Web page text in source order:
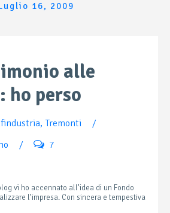
16, 2009
alle
ho perso
, Tremonti
/
/ 7
vi ho accennato all’idea di un Fondo
l’impresa. Con sincera e tempestiva